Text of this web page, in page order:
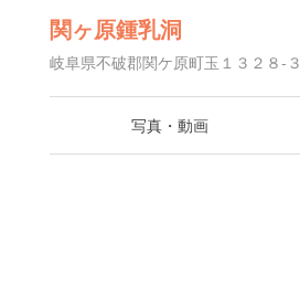
関ヶ原鍾乳洞
岐阜県不破郡関ケ原町玉１３２８-３
写真・動画